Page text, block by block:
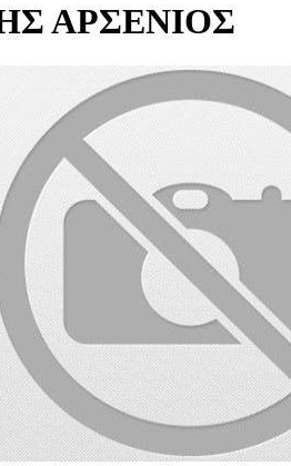
ΑΡΣΕΝΙΟΣ